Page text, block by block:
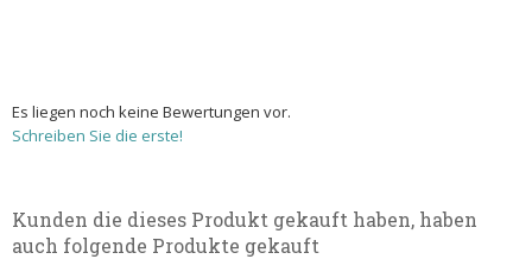
Es liegen noch keine Bewertungen vor.
Schreiben Sie die erste!
Kunden die dieses Produkt gekauft haben, haben
auch folgende Produkte gekauft